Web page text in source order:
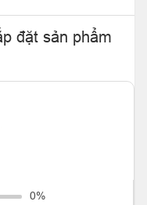
đặt sản phẩm
0%